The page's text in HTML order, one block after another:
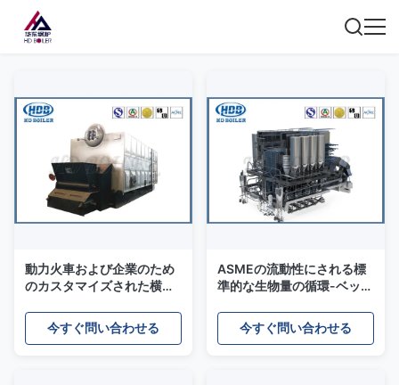
動力火車および企業のため
のカスタマイズされた横の
今すぐ問い合わせる
ASMEの流動性にされる標
準的な生物量の循環-ベッド
ラー
今すぐ問い合わせる